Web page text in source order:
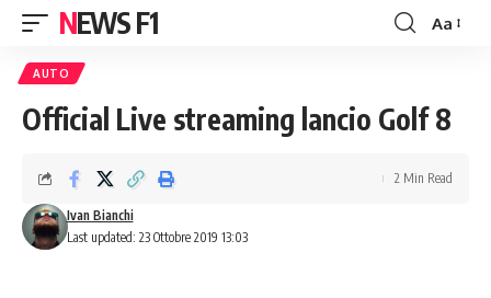
NEWS F1
Font
Aa
AUTO
Official Live streaming lancio Golf 8
Last updated: 23 Ottobre 2019 13:03
Ivan Bianchi
2 Min Read